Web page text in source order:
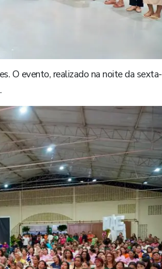
O evento, realizado na noite da sexta-